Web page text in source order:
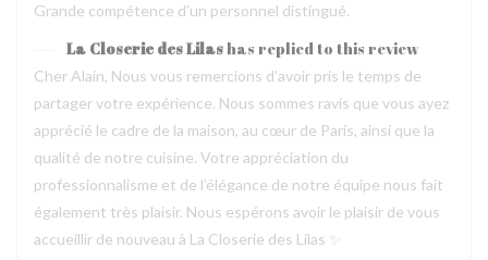
Grande compétence d'un personnel distingué.
La Closerie des Lilashas replied to this review
Cher Alain, Nous vous remercions d’avoir pris le temps de
partager votre expérience. Nous sommes ravis que vous ayez
apprécié le cadre de la maison, au cœur de Paris, ainsi que la
qualité de notre cuisine. Votre appréciation du
professionnalisme et de l’élégance de notre équipe nous fait
également très plaisir. Nous espérons avoir le plaisir de vous
accueillir de nouveau à La Closerie des Lilas ✨